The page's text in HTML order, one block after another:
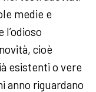
medie e
cioè
esistenti o vere
anno riguardano